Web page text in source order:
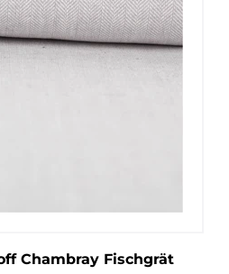
Chambray Fischgrät